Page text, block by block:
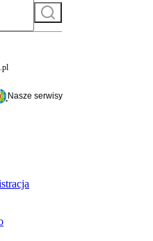
Szukaj
się w nowej karcie
otwiera się w nowej karcie
Nasze serwisy